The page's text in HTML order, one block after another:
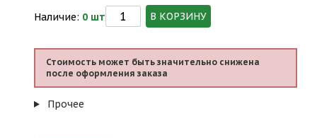
Наличие: 0 шт В КОРЗИНУ
Стоимость может быть значительно снижена
после оформления заказа
Прочее